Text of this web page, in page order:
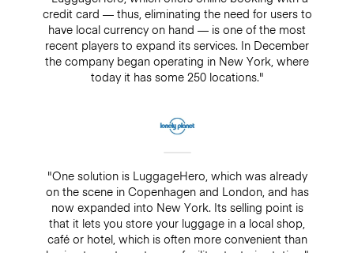
credit card — thus, eliminating the need for users to
have local currency on hand — is one of the most
recent players to expand its services. In December
the company began operating in New York, where
today it has some 250 locations."
"One solution is LuggageHero, which was already
on the scene in Copenhagen and London, and has
now expanded into New York. Its selling point is
that it lets you store your luggage in a local shop,
café or hotel, which is often more convenient than